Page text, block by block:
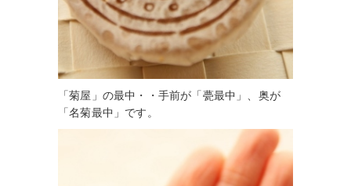
「菊屋」の最中・・手前が「甍最中」、奥が
「名菊最中」です。